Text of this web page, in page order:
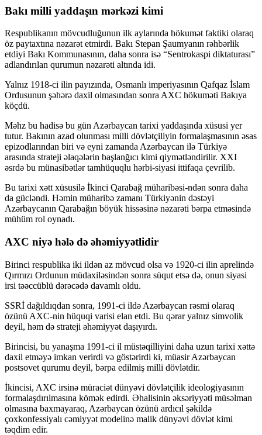
Bakı milli yaddaşın mərkəzi kimi
Respublikanın mövcudluğunun ilk aylarında hökumət faktiki olaraq
öz paytaxtına nəzarət etmirdi. Bakı Stepan Şaumyanın rəhbərlik
etdiyi Bakı Kommunasının, daha sonra isə “Sentrokaspi diktaturası”
adlandırılan qurumun nəzarəti altında idi.
Yalnız 1918-ci ilin payızında, Osmanlı imperiyasının Qafqaz İslam
Ordusunun şəhərə daxil olmasından sonra AXC hökuməti Bakıya
köçdü.
Məhz bu hadisə bu gün Azərbaycan tarixi yaddaşında xüsusi yer
tutur. Bakının azad olunması milli dövlətçiliyin formalaşmasının əsas
epizodlarından biri və eyni zamanda Azərbaycan ilə Türkiyə
arasında strateji əlaqələrin başlanğıcı kimi qiymətləndirilir. XXI
əsrdə bu münasibətlər tamhüquqlu hərbi-siyasi ittifaqa çevrilib.
Bu tarixi xətt xüsusilə İkinci Qarabağ müharibəsi-ndən sonra daha
da gücləndi. Həmin müharibə zamanı Türkiyənin dəstəyi
Azərbaycanın Qarabağın böyük hissəsinə nəzarəti bərpa etməsində
mühüm rol oynadı.
AXC niyə hələ də əhəmiyyətlidir
Birinci respublika iki ildən az mövcud olsa və 1920-ci ilin aprelində
Qırmızı Ordunun müdaxiləsindən sonra süqut etsə də, onun siyasi
irsi təəccüblü dərəcədə davamlı oldu.
SSRİ dağıldıqdan sonra, 1991-ci ildə Azərbaycan rəsmi olaraq
özünü AXC-nin hüquqi varisi elan etdi. Bu qərar yalnız simvolik
deyil, həm də strateji əhəmiyyət daşıyırdı.
Birincisi, bu yanaşma 1991-ci il müstəqilliyini daha uzun tarixi xəttə
daxil etməyə imkan verirdi və göstərirdi ki, müasir Azərbaycan
postsovet qurumu deyil, bərpa edilmiş milli dövlətdir.
İkincisi, AXC irsinə müraciət dünyəvi dövlətçilik ideologiyasının
formalaşdırılmasına kömək edirdi. Əhalisinin əksəriyyəti müsəlman
olmasına baxmayaraq, Azərbaycan özünü ardıcıl şəkildə
çoxkonfessiyalı cəmiyyət modelinə malik dünyəvi dövlət kimi
təqdim edir.